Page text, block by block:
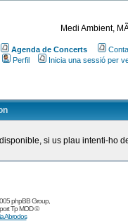
Medi Ambient,
Agenda de Concerts
Perfil
Inicia una sessió per
si us plau intenti-ho
phpBB Group,
Tp MOD©
Abrodos